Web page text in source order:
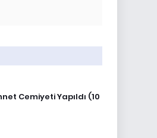
Cemiyeti Yapıldı (10